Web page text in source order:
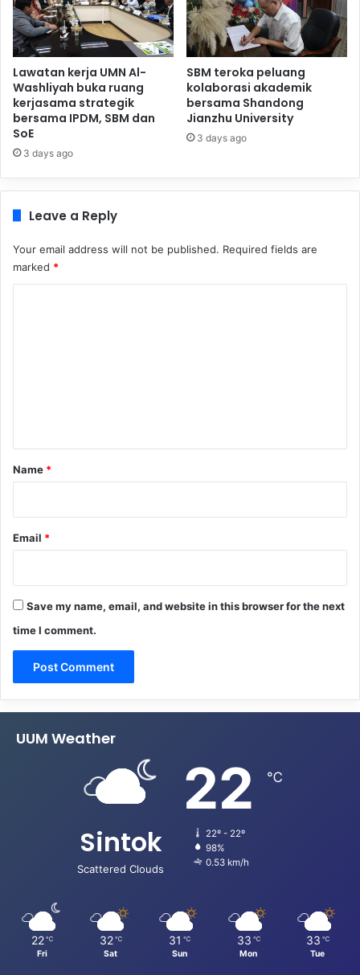
Lawatan kerja UMN Al-
Washliyah buka ruang
kerjasama strategik
bersama IPDM, SBM dan
SoE
3 days ago
SBM teroka peluang
kolaborasi akademik
bersama Shandong
Jianzhu University
3 days ago
Leave a Reply
Your email address will not be published. Required fields are
marked *
*
Name *
Email *
Save my name, email, and website in this browser for the next
time I comment.
UUM Weather
Sintok
Scattered Clouds
22 ℃
22º - 22º
98%
0.53 km/h
22 ℃
Fri
32 ℃
Sat
31 ℃
Sun
33 ℃
Mon
33 ℃
Tue